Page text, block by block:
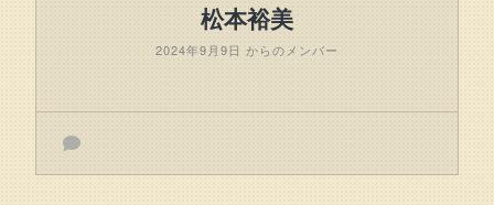
松本裕美
2024年9月9日 からのメンバー